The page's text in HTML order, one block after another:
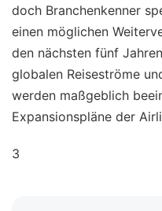
doch Branchenkenner
einen möglichen
den nächsten fünf
globalen Reiseströme
werden maßgeblich
Expansionspläne der
3